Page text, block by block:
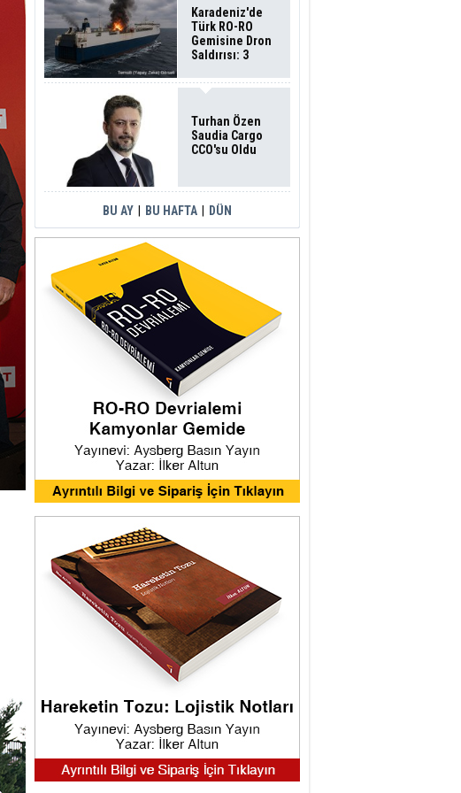
Karadeniz'de
Türk RO-RO
Gemisine Dron
Saldırısı: 3
Durumu Ağır
Turhan Özen
Saudia Cargo
CCO'su Oldu
BU AY BU HAFTA DÜN